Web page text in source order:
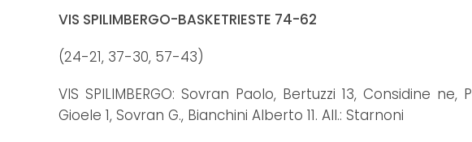
VIS SPILIMBERGO-BASKETRIESTE 74-62
(24-21, 37-30, 57-43)
VIS SPILIMBERGO: Sovran Paolo, Bertuzzi 13, Considine
Gioele 1, Sovran G., Bianchini Alberto 11. All.: Starnoni